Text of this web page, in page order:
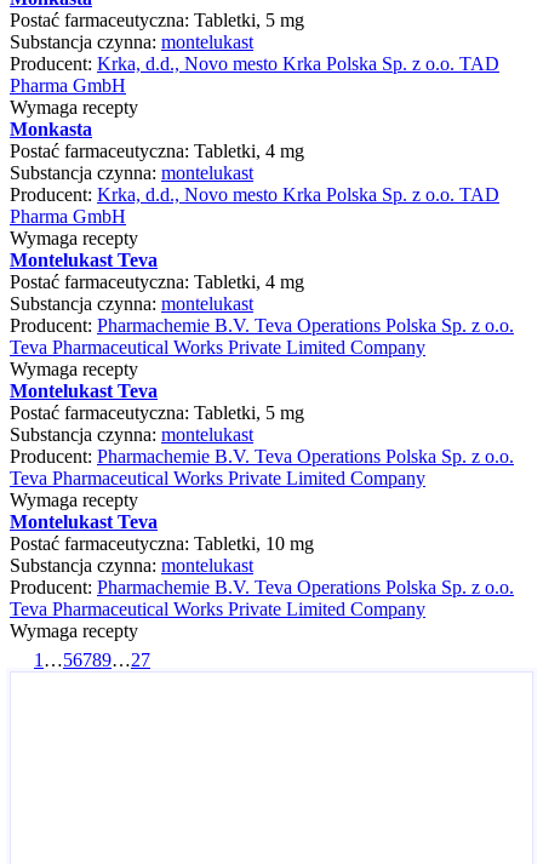
Postać farmaceutyczna: Tabletki, 5 mg
Substancja czynna: montelukast
Producent: Krka, d.d., Novo mesto Krka Polska Sp. z o.o. TAD
Pharma GmbH
Wymaga recepty
Monkasta
Postać farmaceutyczna: Tabletki, 4 mg
Substancja czynna: montelukast
Producent: Krka, d.d., Novo mesto Krka Polska Sp. z o.o. TAD
Pharma GmbH
Wymaga recepty
Montelukast Teva
Postać farmaceutyczna: Tabletki, 4 mg
Substancja czynna: montelukast
Producent: Pharmachemie B.V. Teva Operations Polska Sp. z o.o.
Teva Pharmaceutical Works Private Limited Company
Wymaga recepty
Montelukast Teva
Postać farmaceutyczna: Tabletki, 5 mg
Substancja czynna: montelukast
Producent: Pharmachemie B.V. Teva Operations Polska Sp. z o.o.
Teva Pharmaceutical Works Private Limited Company
Wymaga recepty
Montelukast Teva
Postać farmaceutyczna: Tabletki, 10 mg
Substancja czynna: montelukast
Producent: Pharmachemie B.V. Teva Operations Polska Sp. z o.o.
Teva Pharmaceutical Works Private Limited Company
Wymaga recepty
1 …56789…27